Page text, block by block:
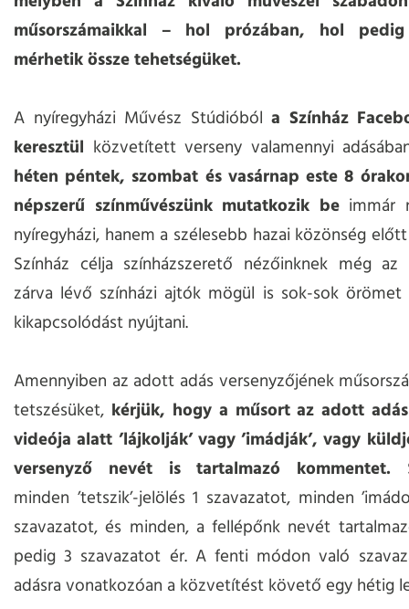
műsorszámaikkal – hol prózában, hol
mérhetik össze tehetségüket.
A nyíregyházi Művész Stúdióból a Színház
keresztül közvetített verseny valamennyi
héten péntek, szombat és vasárnap este 8
népszerű színművészünk mutatkozik beimmár
nyíregyházi, hanem a szélesebb hazai közönség
Színház célja színházszerető nézőinknek még az
zárva lévő színházi ajtók mögül is sok-sok örömet
kikapcsolódást nyújtani.
Amennyiben az adott adás versenyzőjének
tetszésüket, kérjük, hogy a műsort az adott
videója alatt ’lájkolják’ vagy ’imádják’, vagy
versenyző nevét is tartalmazó kommentet.
minden ’tetszik’-jelölés 1 szavazatot, minden
szavazatot, és minden, a fellépőnk nevét
pedig 3 szavazatot ér. A fenti módon való
adásra vonatkozóan a közvetítést követő egy hétig